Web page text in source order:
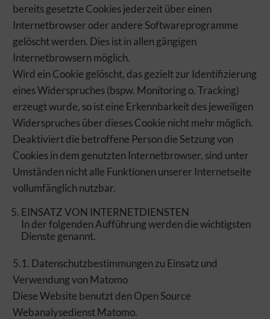
bereits gesetzte Cookies jederzeit über einen
Internetbrowser oder andere Softwareprogramme
gelöscht werden. Dies ist in allen gängigen
Internetbrowsern möglich.
Wird ein Cookie gelöscht, das gezielt zur Identifizierung
eines Widerspruches (bspw. Monitoring o. Tracking)
erzeugt wurde, so ist eine Erkennbarkeit des jeweiligen
Widerspruches über dieses Cookie nicht mehr möglich.
Deaktiviert die betroffene Person die Setzung von
Cookies in dem genutzten Internetbrowser, sind unter
Umständen nicht alle Funktionen unserer Internetseite
vollumfänglich nutzbar.
EINSATZ VON INTERNETDIENSTEN
In der folgenden Aufführung werden die wichtigsten
Dienste genannt.
5.1. Datenschutzbestimmungen zu Einsatz und
Verwendung von Matomo
Diese Website benutzt den Open Source
Webanalysedienst Matomo.
DIESE WEBSITE MÖCHTE COOKIES
NUTZEN